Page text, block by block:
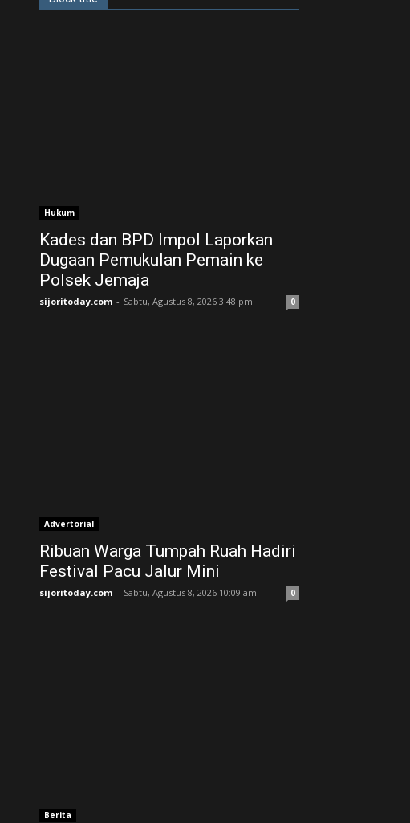
Hukum
Kades dan BPD Impol Laporkan
Dugaan Pemukulan Pemain ke
Polsek Jemaja
sijoritoday.com - Sabtu, Agustus 8, 2026 3:48 pm 0
Advertorial
Ribuan Warga Tumpah Ruah Hadiri
Festival Pacu Jalur Mini
sijoritoday.com - Sabtu, Agustus 8, 2026 10:09 am 0
Berita